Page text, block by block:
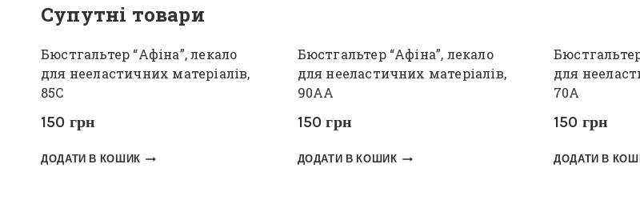
Супутні товари
Бюстгальтер “Афіна”, лекало
для нееластичних матеріалів,
85С
150 грн
ДОДАТИ В КОШИК
Бюстгальтер “Афіна”, лекало
для нееластичних матеріалів,
90АА
150грн
ДОДАТИ В КОШИК
для
70А
150 грн
ДОДАТИ В